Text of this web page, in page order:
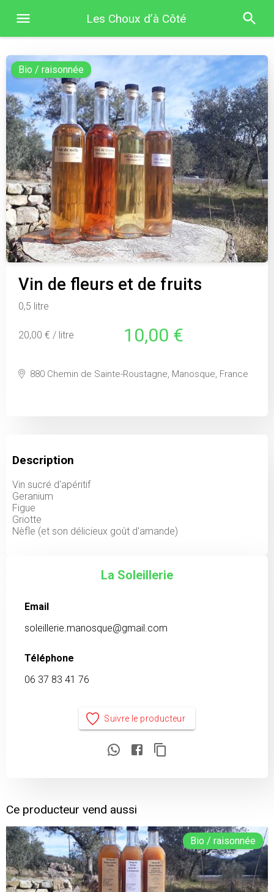
Les Choux d’à Côté
Bio / raisonnée
Vin de fleurs et de fruits
0,5 litre
20,00 € / litre 10,00 €
880 Chemin de Sainte-Roustagne, Manosque, France
Description
Vin sucré d'apéritif
Geranium
Figue
Griotte
Nèfle (et son délicieux goût d'amande)
La Soleillerie
Email
soleillerie.manosque@gmail.com
Téléphone
06 37 83 41 76
Suivre le producteur
Ce producteur vend aussi
Bio / raisonnée